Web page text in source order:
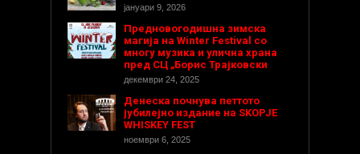
јануари 9, 2026
Предновогодишнa зимска
магија на Winter Festival со
многу музика и улична храна
пред СЦ „Борис Трајковски
декември 24, 2025
Денеска почнува петтото
јубилејно издание на SKOPJE
WHISKEY FEST
ноември 6, 2025